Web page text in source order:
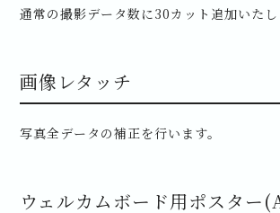
通常の撮影データ数に30カット追加いたし
画像レタッチ
写真全データの補正を行います。
ウェルカムボード用ポスター